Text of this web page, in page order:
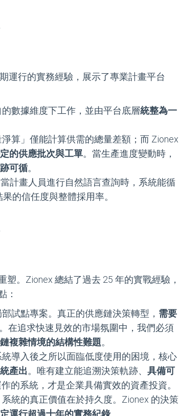
運行的實務經驗，展示了專業計畫平台
數據維度下工作，並由平台底層統整為一
淨算」僅能計算供需的總量差額；而 Zionex
的供應批次與工單。當生產進度變動時，
可循。
計畫人員進行自然語言查詢時，系統能循
的信任度與整體採用率。
。Zionex 總結了過去 25 年的實戰經驗，
：
試點專案。真正的供應鏈決策轉型， 需要
。在追求快速見效的市場氛圍中，我們必須
複雜情境的結構性難題。
導入後之所以面臨低度使用的困境，核心
產出。唯有建立能追溯決策軌跡、 具備可
作的系統，才是企業具備實效的資產投資。
系統的真正價值在於持久度。Zionex 的決策
運行超過十年的實務紀錄。